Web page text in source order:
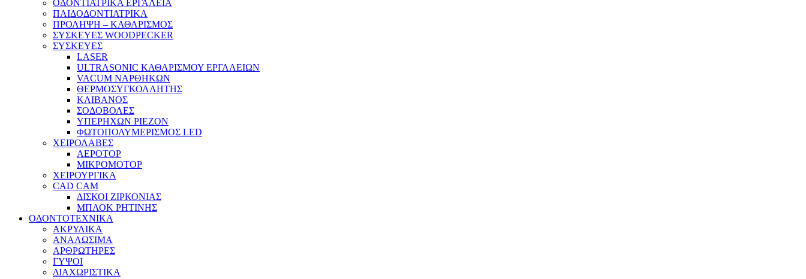
ΟΔΟΝΤΙΑΤΡΙΚΑ ΕΡΓΑΛΕΙΑ
ΠΑΙΔΟΔΟΝΤΙΑΤΡΙΚΑ
ΠΡΟΛΗΨΗ – ΚΑΘΑΡΙΣΜΟΣ
ΣΥΣΚΕΥΕΣ WOODPECKER
ΣΥΣΚΕΥΕΣ
LASER
ULTRASONIC ΚΑΘΑΡΙΣΜΟΥ ΕΡΓΑΛΕΙΩΝ
VACUM ΝΑΡΘΗΚΩΝ
ΘΕΡΜΟΣΥΓΚΟΛΛΗΤΗΣ
ΚΛΙΒΑΝΟΣ
ΣΟΔΟΒΟΛΕΣ
ΥΠΕΡΗΧΩΝ PIEZON
ΦΩΤΟΠΟΛΥΜΕΡΙΣΜΟΣ LED
ΧΕΙΡΟΛΑΒΕΣ
ΑΕΡΟΤΟΡ
ΜΙΚΡΟΜΟΤΟΡ
ΧΕΙΡΟΥΡΓΙΚΑ
CAD CAM
ΔΙΣΚΟΙ ΖΙΡΚΟΝΙΑΣ
ΜΠΛΟΚ ΡΗΤΙΝΗΣ
ΟΔΟΝΤΟΤΕΧΝΙΚΑ
ΑΚΡΥΛΙΚΑ
ΑΝΑΛΩΣΙΜΑ
ΑΡΘΡΩΤΗΡΕΣ
ΓΥΨΟΙ
ΔΙΑΧΩΡΙΣΤΙΚΑ